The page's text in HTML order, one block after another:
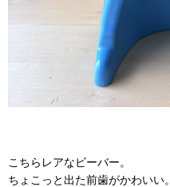
こちらレアなビーバー。
ちょこっと出た前歯がかわいい。